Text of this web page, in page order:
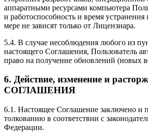
аппаратными ресурсами компьютера
и работоспособность и время
мере не зависят только от Лицензиара.
5.4. В случае несоблюдения любого из
настоящего Соглашения, Пользователь
право на получение обновлений (новых
6. Действие, изменение и
СОГЛАШЕНИЯ
6.1. Настоящее Соглашение заключено и
толкованию в соответствии с
Федерации.